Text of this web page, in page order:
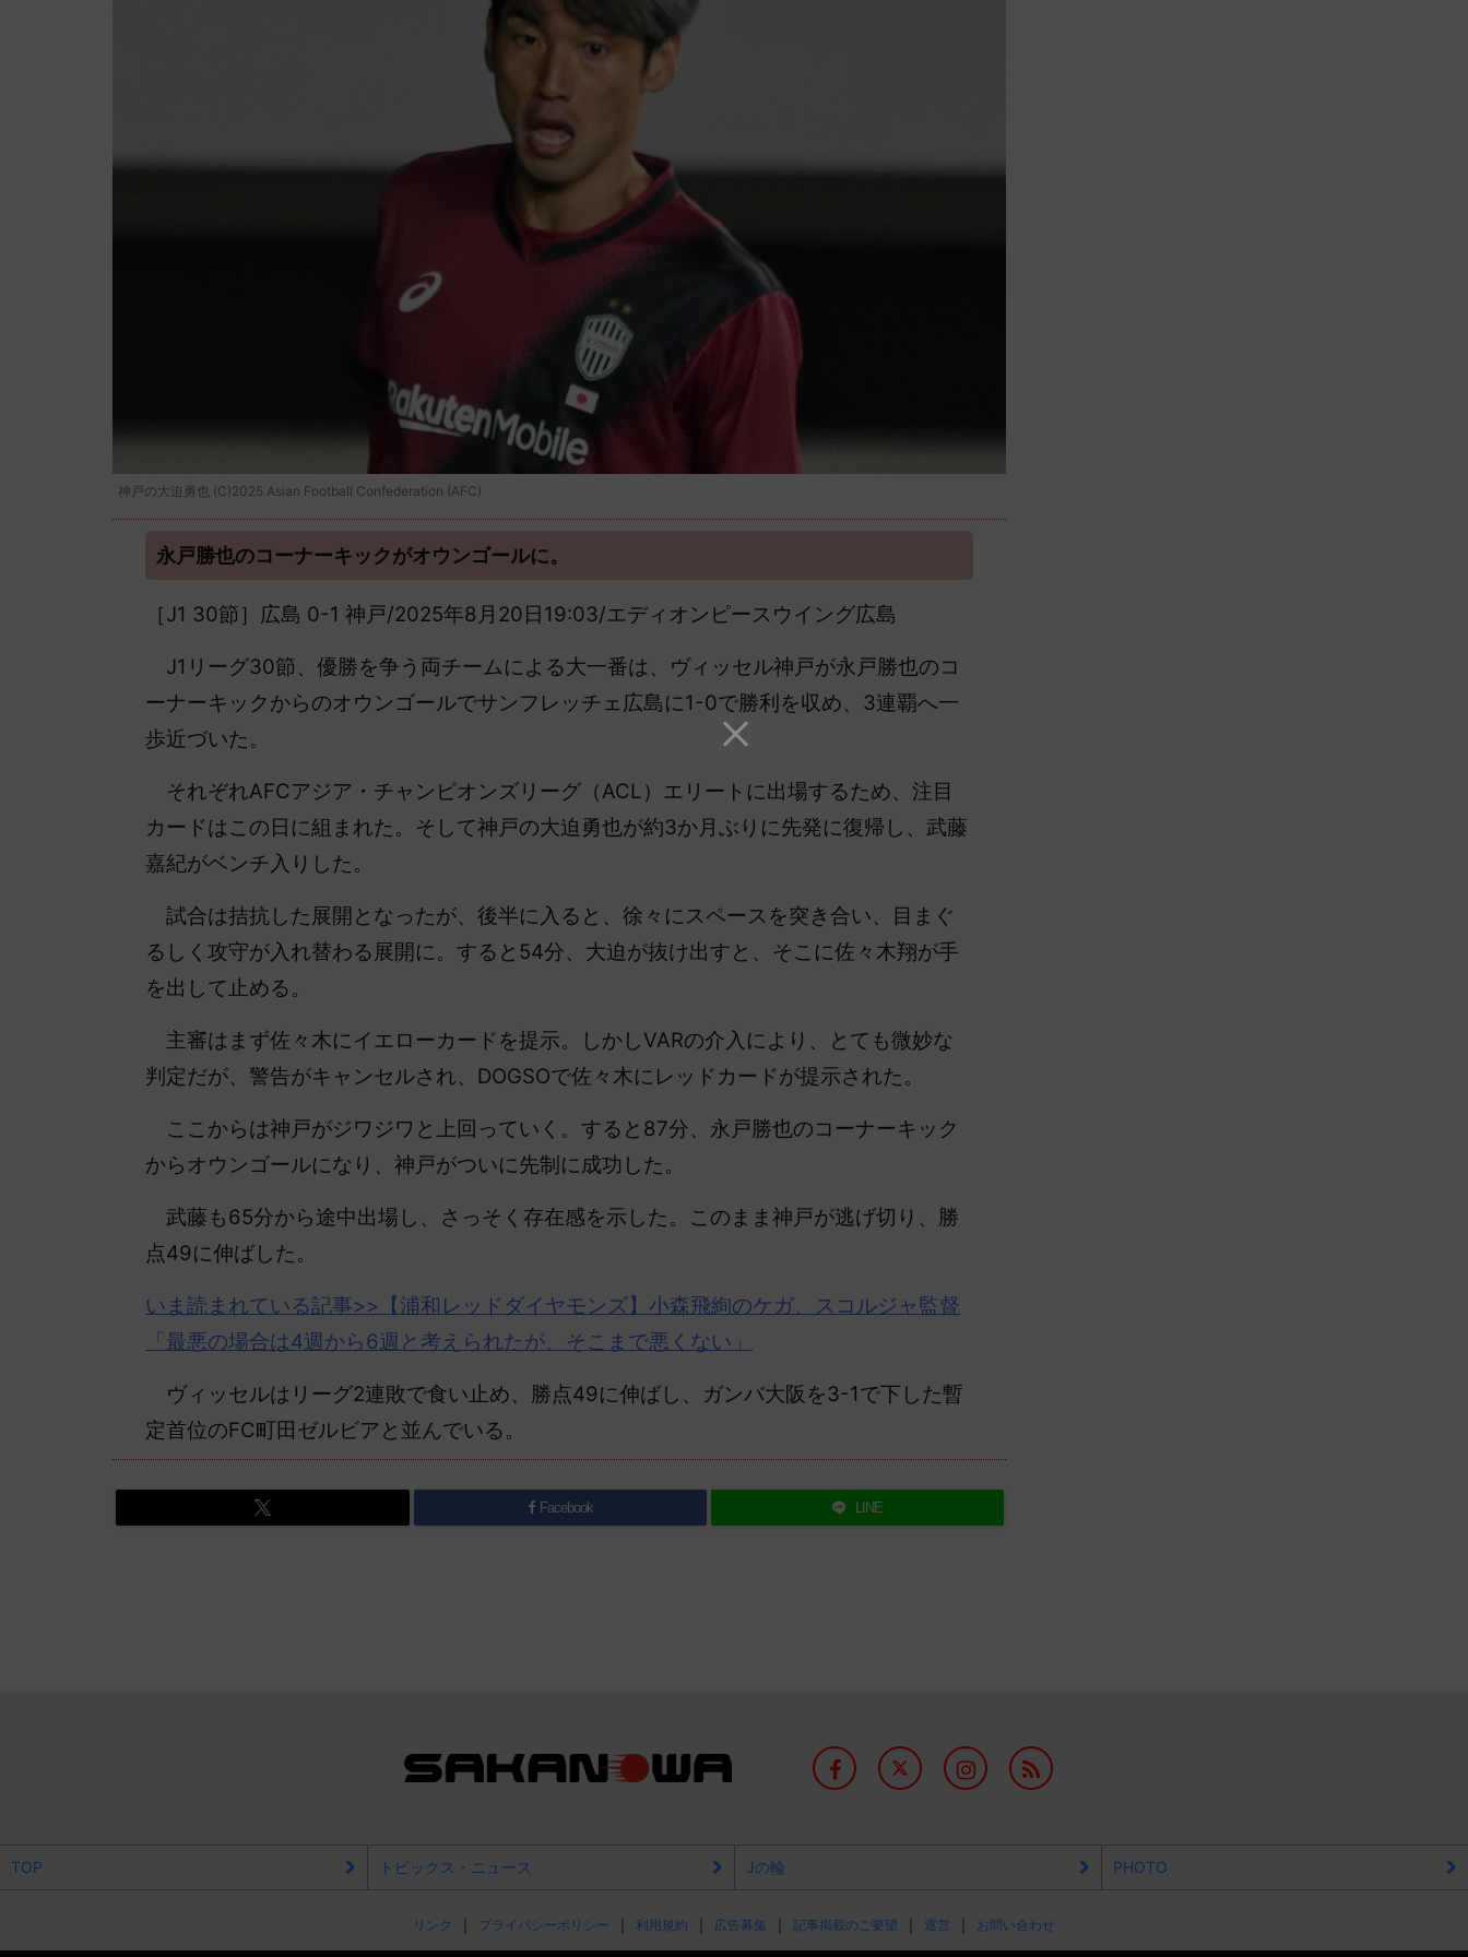
神戸の大迫勇也 (C)2025 Asian Football Confederation (AFC)
永戸勝也のコーナーキックがオウンゴールに。
［J1 30節］広島 0-1 神戸/2025年8月20日19:03/エディオンピースウイング広島
J1リーグ30節、優勝を争う両チームによる大一番は、ヴィッセル神戸が永戸勝也のコ
ーナーキックからのオウンゴールでサンフレッチェ広島に1-0で勝利を収め、3連覇へ一
歩近づいた。
それぞれAFCアジア・チャンピオンズリーグ（ACL）エリートに出場するため、注目
カードはこの日に組まれた。そして神戸の大迫勇也が約3か月ぶりに先発に復帰し、武藤
嘉紀がベンチ入りした。
試合は拮抗した展開となったが、後半に入ると、徐々にスペースを突き合い、目まぐ
るしく攻守が入れ替わる展開に。すると54分、大迫が抜け出すと、そこに佐々木翔が手
を出して止める。
主審はまず佐々木にイエローカードを提示。しかしVARの介入により、とても微妙な
判定だが、警告がキャンセルされ、DOGSOで佐々木にレッドカードが提示された。
ここからは神戸がジワジワと上回っていく。すると87分、永戸勝也のコーナーキック
からオウンゴールになり、神戸がついに先制に成功した。
武藤も65分から途中出場し、さっそく存在感を示した。このまま神戸が逃げ切り、勝
点49に伸ばした。
いま読まれている記事>>【浦和レッドダイヤモンズ】小森飛絢のケガ、スコルジャ監督
「最悪の場合は4週から6週と考えられたが、そこまで悪くない」
ヴィッセルはリーグ2連敗で食い止め、勝点49に伸ばし、ガンバ大阪を3-1で下した暫
定首位のFC町田ゼルビアと並んでいる。
Facebook LINE
TOP トピックス・ニュース Jの輪 PHOTO
リンク プライバシーポリシー 利用規約 広告募集 記事掲載のご要望 運営 お問い合わせ